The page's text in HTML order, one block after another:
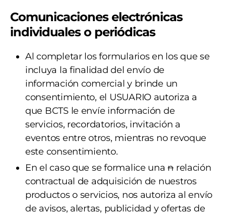
Comunicaciones electrónicas
individuales o periódicas
Al completar los formularios en los que se
incluya la finalidad del envío de
información comercial y brinde un
consentimiento, el USUARIO autoriza a
que BCTS le envíe información de
servicios, recordatorios, invitación a
eventos entre otros, mientras no revoque
este consentimiento.
En el caso que se formalice unanrelación
contractual de adquisición de nuestros
productos o servicios, nos autoriza al envío
de avisos, alertas, publicidad y ofertas de